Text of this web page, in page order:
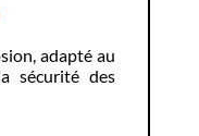
adapté au
sécurité des